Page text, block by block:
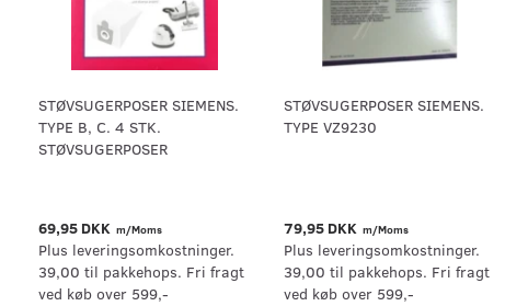
STØVSUGERPOSER SIEMENS.
TYPE B, C. 4 STK.
STØVSUGERPOSER
69,95 DKK m/Moms
Plus leveringsomkostninger.
39,00 til pakkehops. Fri fragt
ved køb over 599,-
STØVSUGERPOSER SIEMENS.
TYPE VZ9230
79,95 DKK m/Moms
Plus leveringsomkostninger.
39,00 til pakkehops. Fri fragt
ved køb over 599,-